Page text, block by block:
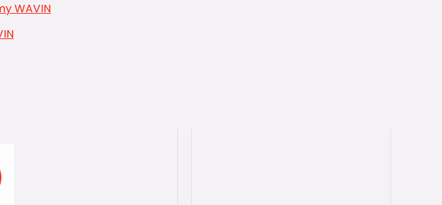
WAVIN